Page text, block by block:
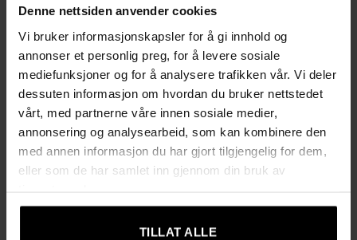
Denne nettsiden anvender cookies
Vi bruker informasjonskapsler for å gi innhold og
annonser et personlig preg, for å levere sosiale
mediefunksjoner og for å analysere trafikken vår. Vi deler
dessuten informasjon om hvordan du bruker nettstedet
vårt, med partnerne våre innen sosiale medier,
annonsering og analysearbeid, som kan kombinere den
med annen informasjon du har gjort tilgjengelig for dem,
eller som de har samlet inn gjennom din bruk av
TILLAT ALLE
Fotstøtte:Integrert fotstøtte gir ekstra komfort og bidrar
til en ergonomisk avslappet stilling.
Armlener: Myke armlener dekket med skum og
linlignende stoff for ekstra luksus.
Moderne design:Passer inn i ulike rom, som stue,
soverom eller kontor, med et elegant og tidløst uttrykk.
Spesifikasjoner: